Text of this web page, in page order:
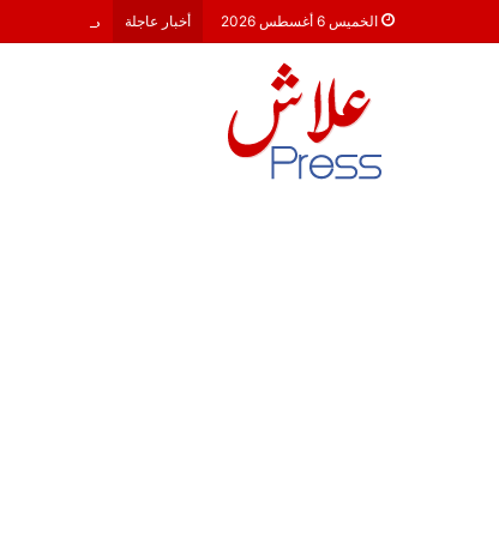
الخميس 6 أغسطس 2026 أخبار عاجلة معركة 23 شتنبر 2026: هل أصبحت الأحزاب السياسية مجرد محطات لـ “الترحال الانتخابي”؟